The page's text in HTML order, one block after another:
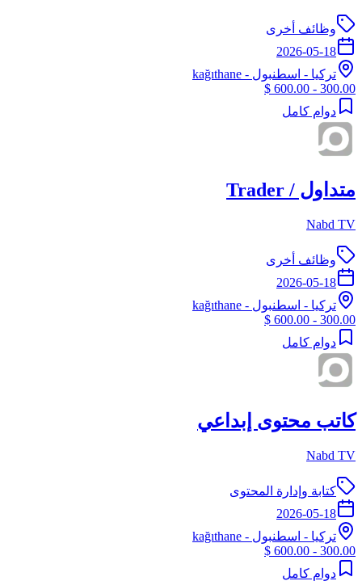
وظائف أخرى
2026-05-18
تركيا - اسطنبول - kağıthane
300.00 - 600.00 $
دوام كامل
متداول / Trader
Nabd TV
وظائف أخرى
2026-05-18
تركيا - اسطنبول - kağıthane
300.00 - 600.00 $
دوام كامل
كاتب محتوى إبداعي
Nabd TV
كتابة وإدارة المحتوى
2026-05-18
تركيا - اسطنبول - kağıthane
300.00 - 600.00 $
دوام كامل